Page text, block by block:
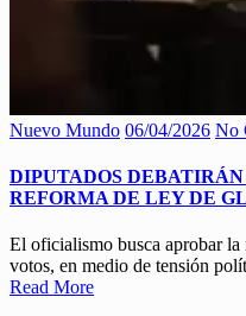
Nuevo Mundo 06/04/2026 No
DIPUTADOS
REFORMA DE LEY DE
El oficialismo busca aprobar la
votos, en medio de tensión
Read More